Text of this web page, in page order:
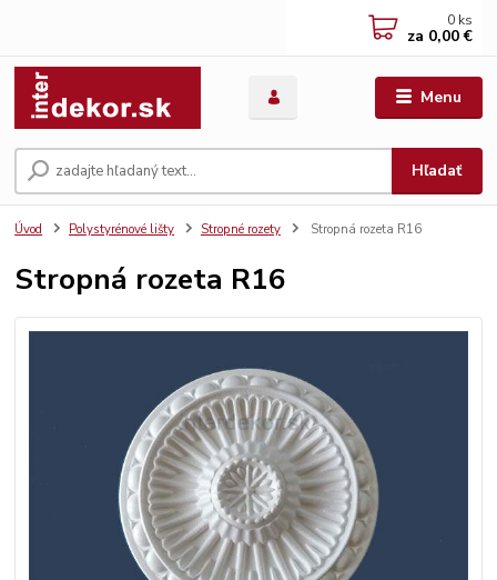
Menu
Hľadať
0 ks
za 0,00 €
Úvod Polystyrénové lišty Stropné rozety Stropná rozeta R16
Stropná rozeta R16